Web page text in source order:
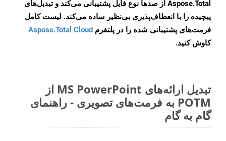
Aspose.Total از صدها نوع فایل پشتیبانی می‌کند و تبدیل‌های
پیچیده را با انعطاف‌پذیری بی‌نظیر ساده می‌کند. لیست کامل
فرمت‌های پشتیبانی شده را در پلتفرم Aspose.Total Cloud
کاوش کنید.
تبدیل ارائه‌های MS PowerPoint از
POTM به فرمت‌های تصویری - راهنمای
گام به گام